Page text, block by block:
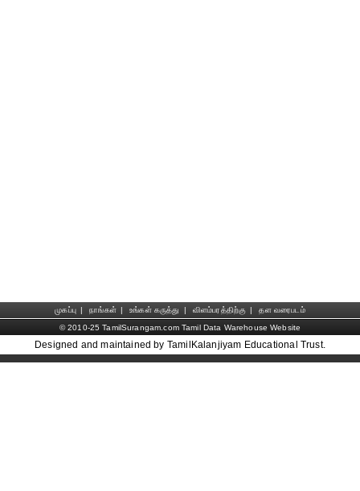
முகப்பு | நாங்கள் | உங்கள் கருத்து | விளம்பரத்திற்கு |
தள வரைபடம்
© 2010-25 TamilSurangam.com Tamil Data Warehouse Website
Designed and maintained by TamilKalanjiyam Educational Trust.